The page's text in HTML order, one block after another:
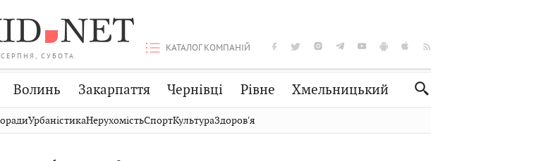
СУБОТА
КАТАЛОГ КОМПАНІЙ
Волинь Закарпаття Чернівці Рівне Хмельницький
Публікації Авто Словко
УрбаністикаНерухомістьСпортКультураЗдоровʼя